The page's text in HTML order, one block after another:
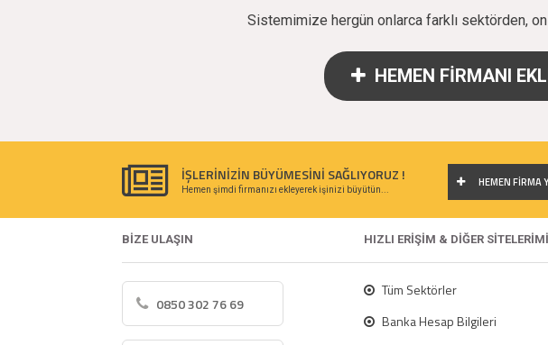
Sistemimize hergün onlarca farklı sektörden,
HEMEN FİRMANI
İŞLERİNİZİN BÜYÜMESİNİ SAĞLIYORUZ ! HEMEN FİRMA
Hemen şimdi firmanızı ekleyerek işinizi büyütün...
BİZE ULAŞIN HIZLI ERİŞİM & DİĞER
0850 302 76 69
Tüm Sektörler
Banka Hesap Bilgileri